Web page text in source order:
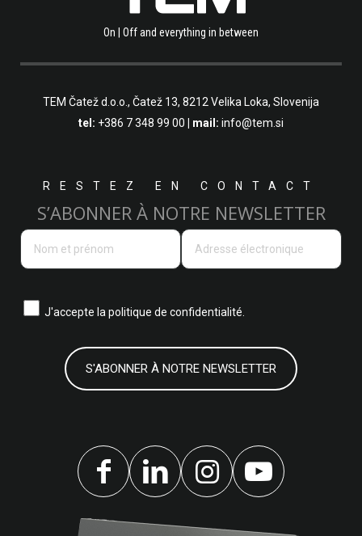
On | Off and everything in between
TEM Čatež d.o.o., Čatež 13, 8212 Velika Loka, Slovenija
tel: +386 7 348 99 00 | mail: info@tem.si
RESTEZ EN CONTACT
S’ABONNER À NOTRE NEWSLETTER
J'accepte lapolitique de confidentialité.